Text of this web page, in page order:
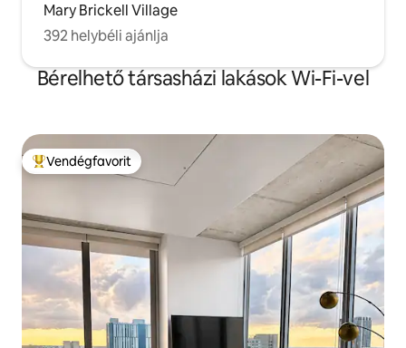
Mary Brickell Village
392 helybéli ajánlja
Bérelhető társasházi lakások Wi-Fi-vel
Kiemelt vendégfavorit
Vendégfavorit